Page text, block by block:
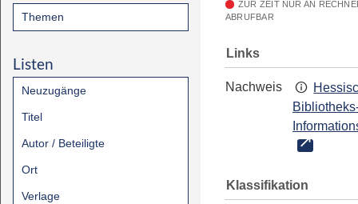
Themen
Listen
Neuzugänge
Titel
Autor / Beteiligte
Ort
Verlage
ZUR ZEIT NUR AN
ABRUFBAR
Links
Nachweis
Klassifikation